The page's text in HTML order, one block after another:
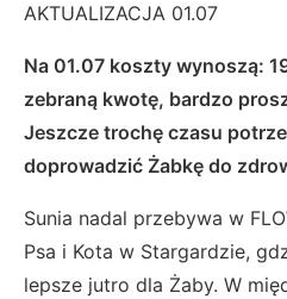
AKTUALIZACJA 01.07
Na 01.07 koszty wynoszą:
zebraną kwotę, bardzo
Jeszcze trochę czasu
doprowadzić Żabkę do
Sunia nadal przebywa w
Psa i Kota w Stargardzie,
lepsze jutro dla Żaby. W